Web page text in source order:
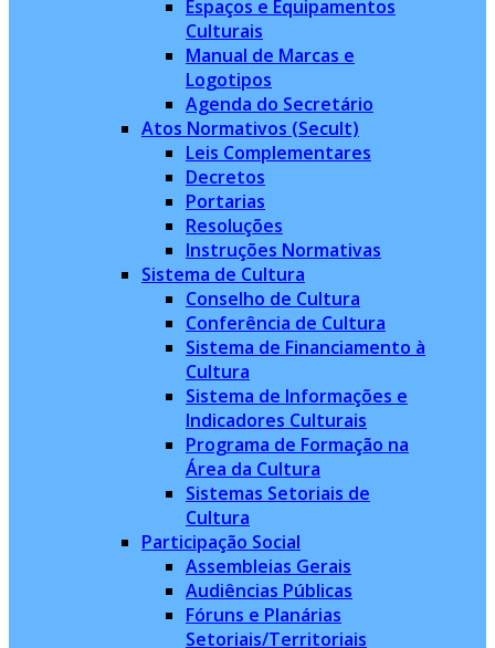
Espaços e Equipamentos
Culturais
Manual de Marcas e
Logotipos
Agenda do Secretário
Atos Normativos (Secult)
Leis Complementares
Decretos
Portarias
Resoluções
Instruções Normativas
Sistema de Cultura
Conselho de Cultura
Conferência de Cultura
Sistema de Financiamento à
Cultura
Sistema de Informações e
Indicadores Culturais
Programa de Formação na
Área da Cultura
Sistemas Setoriais de
Cultura
Participação Social
Assembleias Gerais
Audiências Públicas
Fóruns e Planárias
Setoriais/Territoriais